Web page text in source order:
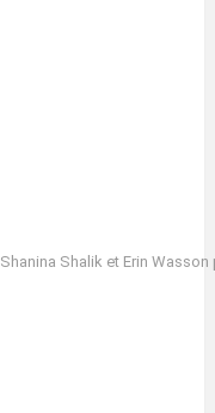
Shanina Shalik et Erin